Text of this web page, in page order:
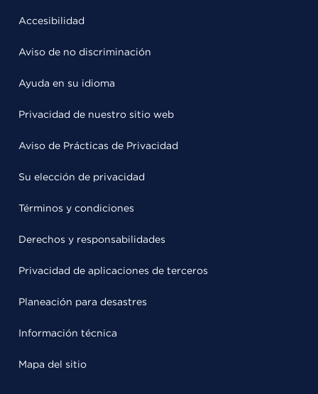
Accesibilidad
Aviso de no discriminación
Ayuda en su idioma
Privacidad de nuestro sitio web
Aviso de Prácticas de Privacidad
Su elección de privacidad
Términos y condiciones
Derechos y responsabilidades
Privacidad de aplicaciones de terceros
Planeación para desastres
Información técnica
Mapa del sitio